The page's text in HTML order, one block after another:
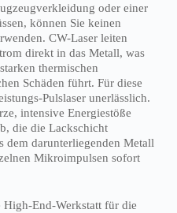
oder einer
können Sie keinen
CW-Laser leiten
direkt in das Metall, was
thermischen
Schäden führt. Für diese
Pulslaser unerlässlich.
intensive Energiestöße
die die Lackschicht
dem darunterliegenden Metall
Mikroimpulsen sofort
End-Werkstatt für die